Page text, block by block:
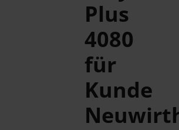
Plus
4080
für
Kunde